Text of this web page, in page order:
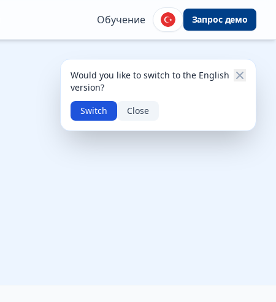
Would you like to switch to the English
version?
Switch
Close
Обучение Запрос демо